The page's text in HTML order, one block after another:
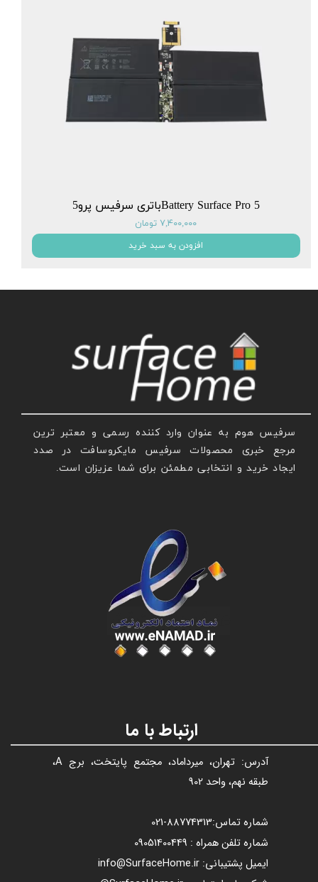
Battery Surface Pro 5باتری سرفیس پرو5
۷,۴۰۰,۰۰۰ تومان
افزودن به سبد خرید
سرفیس هوم به عنوان وارد کننده رسمی و معتبر ترین
مرجع خبری محصولات سرفیس مایکروسافت در صدد
ایجاد خرید و انتخابی مطمئن برای شما عزیزان است.
عنوان با فونت تیتر
آدرس: تهران، میرداماد، مجتمع پایتخت، برج A،
طبقه نهم، واحد 902
شماره تماس:88774313​​​​​​​
-021​​​​​​​
شماره تلفن همراه : 09051400449
ایمیل پشتیبانی: info@SurfaceHome.ir
ارتباط با ما